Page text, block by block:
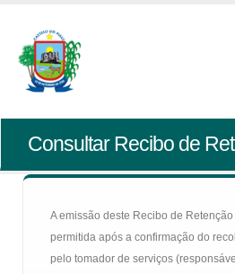
Consultar Recibo de
A emissão deste Recibo de
permitida após a confirmação do
pelo tomador de serviços